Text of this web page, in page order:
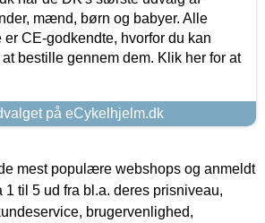
mænd, børn og babyer. Alle
CE-godkendte, hvorfor du kan
bestille gennem dem. Klik her for at
på eCykelhjelm.dk
mest populære webshops og anmeldt
1 til 5 ud fra bl.a. deres prisniveau,
brugervenlighed,